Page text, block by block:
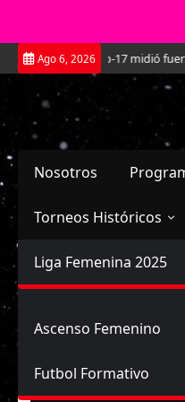
Saltar
al
contenido
Ago 6, 2026
La Roja Sub-17 midió fuerzas
Nosotros
Torneos Históricos
Primera División
Femenina
Liga Femenina 2025
Ascenso Femenino
Futbol Formativo
Inicio Coquimbo